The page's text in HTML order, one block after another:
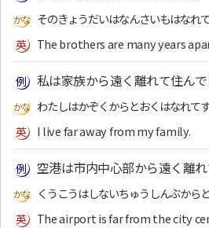
そのきょうだいはなんさいもはなれて
The brothers are many years
私は家族から遠く離れて住んで
わたしはかぞくからとおくはなれて
I live far away from my family.
空港は市内中心部から遠く離れ
くうこうはしないちゅうしんぶから
The airport is far from the city